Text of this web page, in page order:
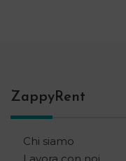
ZappyRent
Chi siamo